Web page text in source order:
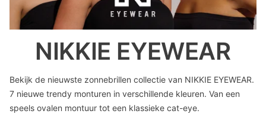
NIKKIE EYEWEAR
Bekijk de nieuwste zonnebrillen collectie van NIKKIE EYEWEAR.
7 nieuwe trendy monturen in verschillende kleuren. Van een
speels ovalen montuur tot een klassieke cat-eye.